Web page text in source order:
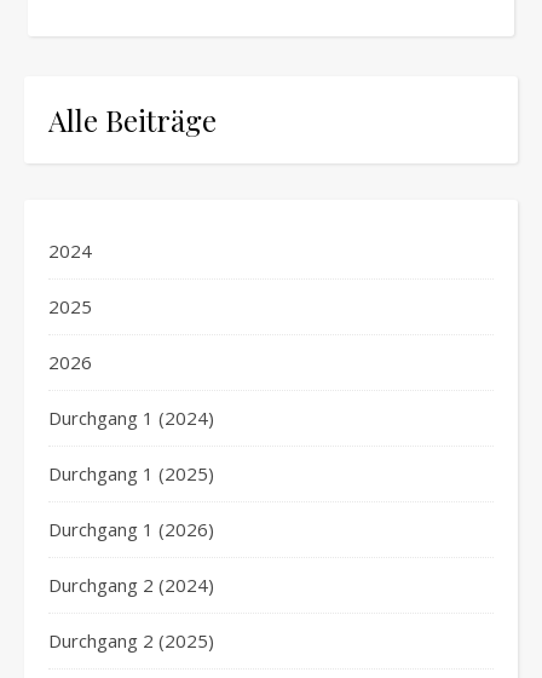
Alle Beiträge
2024
2025
2026
Durchgang 1 (2024)
Durchgang 1 (2025)
Durchgang 1 (2026)
Durchgang 2 (2024)
Durchgang 2 (2025)